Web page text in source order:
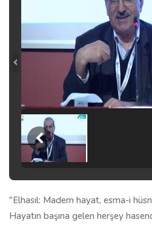
"Elhasıl: Madem hayat, esma-i
Hayatın başına gelen herşey